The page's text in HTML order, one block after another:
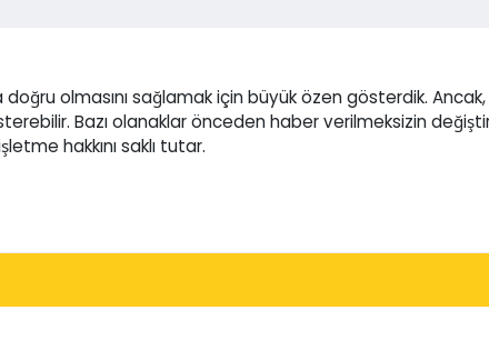
olmasını sağlamak için büyük özen gösterdik.
Bazı olanaklar önceden haber verilmeksizin
hakkını saklı tutar.